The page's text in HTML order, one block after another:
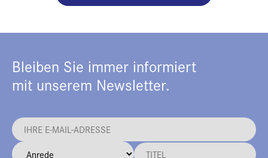
Bleiben Sie immer informiert
mit unserem Newsletter.